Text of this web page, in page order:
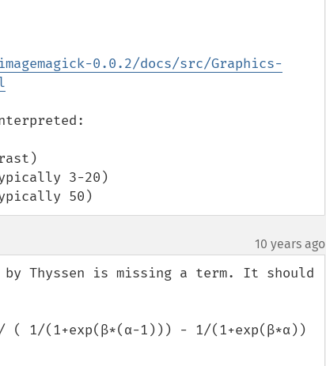
0.0.2/docs/src/Graphics-
3-20)
50)
10 years ago
Thyssen is missing a term. It should
1/(1+exp(β*(α-1))) - 1/(1+exp(β*α))